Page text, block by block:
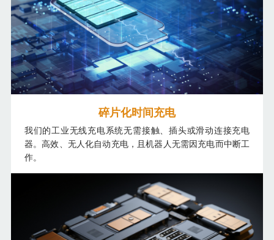
碎片化时间充电
我们的工业无线充电系统无需接触、插头或滑动连接充电
器。高效、无人化自动充电，且机器人无需因充电而中断工
作。